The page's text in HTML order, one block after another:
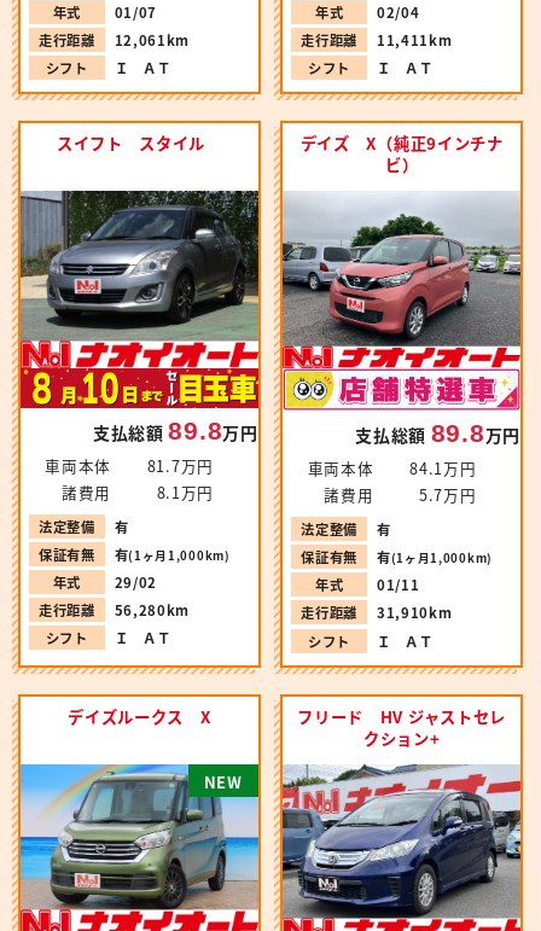
年式
01/07
走行距離
12,061km
シフト
Ｉ ＡＴ
年式
02/04
走行距離
11,411km
シフト
Ｉ ＡＴ
スイフト スタイル
支払総額89.8万円
車両本体
81.7万円
諸費用
8.1万円
法定整備
有
保証有無
有(1ヶ月1,000km)
年式
29/02
走行距離
56,280km
シフト
Ｉ ＡＴ
デイズ X（純正9インチナ
ビ）
支払総額 89.8万円
車両本体
84.1万円
諸費用
5.7万円
法定整備
有
保証有無
有(1ヶ月1,000km)
年式
01/11
走行距離
31,910km
シフト
Ｉ ＡＴ
デイズルークス X
NE W
フリード HV ジャストセレ
クション+